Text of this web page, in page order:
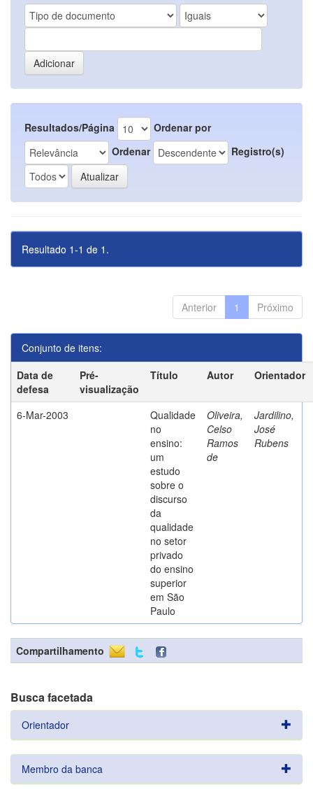
Resultados/Página
Ordenar por
Ordenar
Registro(s)
Resultado 1-1 de 1.
Anterior 1 Próximo
Conjunto de itens:
Data de
defesa
Pré-
visualização
Título Autor Orientador
6-Mar-2003
Qualidade
no
ensino:
um
estudo
sobre o
discurso
da
qualidade
no setor
privado
do ensino
superior
em São
Paulo
Oliveira,
Celso
Ramos
de
Jardilino,
José
Rubens
Compartilhamento
Busca facetada
Orientador
Membro da banca